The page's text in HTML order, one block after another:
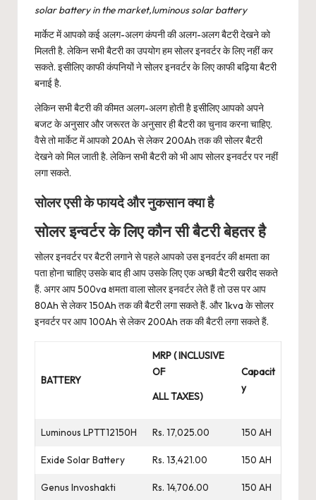
solar battery in the market,luminous solar battery
मार्केट में आपको कई अलग-अलग कंपनी की अलग-अलग बैटरी देखने को
मिलती है. लेकिन सभी बैटरी का उपयोग हम सोलर इनवर्टर के लिए नहीं कर
सकते. इसीलिए काफी कंपनियों ने सोलर इनवर्टर के लिए काफी बढ़िया बैटरी
बनाई है.
लेकिन सभी बैटरी की कीमत अलग-अलग होती है इसीलिए आपको अपने
बजट के अनुसार और जरूरत के अनुसार ही बैटरी का चुनाव करना चाहिए.
वैसे तो मार्केट में आपको 20Ah से लेकर 200Ah तक की सोलर बैटरी
देखने को मिल जाती है. लेकिन सभी बैटरी को भी आप सोलर इनवर्टर पर नहीं
लगा सकते.
सोलर एसी के फायदे और नुकसान क्या है
सोलर इन्वर्टर के लिए कौन सी बैटरी बेहतर है
सोलर इनवर्टर पर बैटरी लगाने से पहले आपको उस इनवर्टर की क्षमता का
पता होना चाहिए उसके बाद ही आप उसके लिए एक अच्छी बैटरी खरीद सकते
हैं. अगर आप 500va क्षमता वाला सोलर इनवर्टर लेते हैं तो उस पर आप
80Ah से लेकर 150Ah तक की बैटरी लगा सकते हैं. और 1kva के सोलर
इनवर्टर पर आप 100Ah से लेकर 200Ah तक की बैटरी लगा सकते हैं.
BATTERY
MRP ( INCLUSIVE
OF
ALL TAXES)
Capacit
y
Luminous LPTT12150H Rs. 17,025.00 150 AH
Exide Solar Battery Rs. 13,421.00 150 AH
Genus Invoshakti Rs. 14,706.00 150 AH